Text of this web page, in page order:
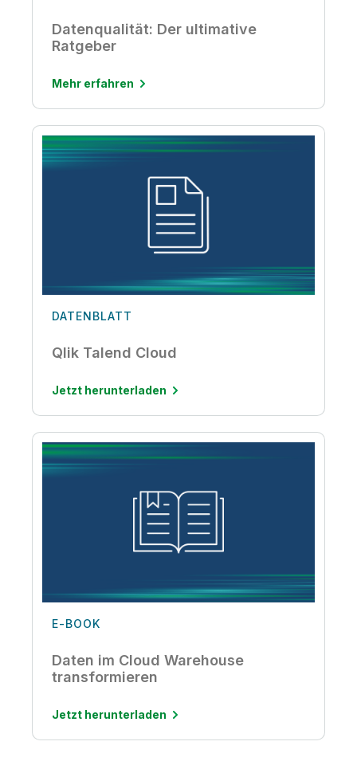
Datenqualität: Der ultimative
Ratgeber
Mehr erfahren
DATENBLATT
Qlik Talend Cloud
Jetzt herunterladen
E-BOOK
Daten im Cloud Warehouse
transformieren
Jetzt herunterladen